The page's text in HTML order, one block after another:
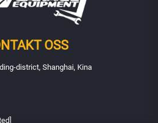
OSS
district, Shanghai, Kina